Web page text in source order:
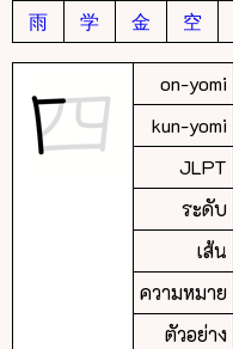
雨
学 金 空
on-yomi
kun-yomi
JLPT
ระดับ
เส้น
ความหมาย
ตัวอย่าง